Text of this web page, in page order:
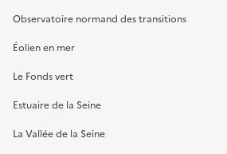
Observatoire normand des transitions
Éolien en mer
Le Fonds vert
Estuaire de la Seine
La Vallée de la Seine